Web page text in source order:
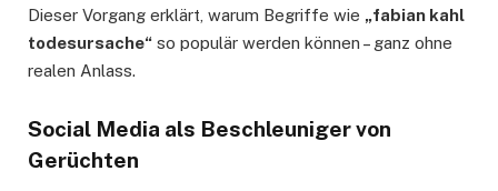
Dieser Vorgang erklärt, warum Begriffe wie „fabian kahl
todesursache“ so populär werden können – ganz ohne
realen Anlass.
Social Media als Beschleuniger von
Gerüchten